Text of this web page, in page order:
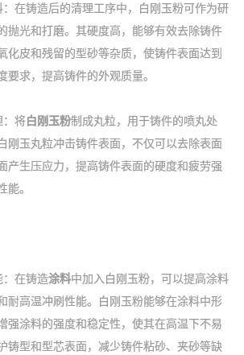
铸造后的清理工序中，白刚玉粉可作为研
抛光和打磨。其硬度高，能够有效去除铸件
化皮和残留的型砂等杂质，使铸件表面达到
要求，提高铸件的外观质量。
将白刚玉粉制成丸粒，用于铸件的喷丸处
刚玉丸粒冲击铸件表面，不仅可以去除表面
产生压应力，提高铸件表面的硬度和疲劳强
能。
在铸造涂料中加入白刚玉粉，可以提高涂料
耐高温冲刷性能。白刚玉粉能够在涂料中形
强涂料的强度和稳定性，使其在高温下不易
铸型和型芯表面，减少铸件粘砂、夹砂等缺